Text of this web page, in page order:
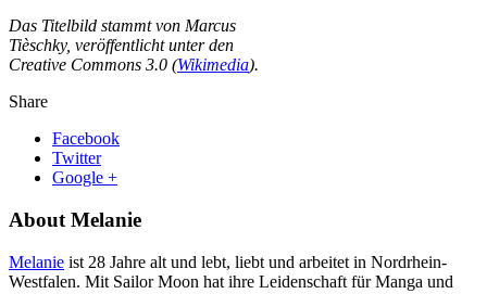
Das Titelbild stammt von Marcus
Tièschky, veröffentlicht unter den
Creative Commons 3.0 (Wikimedia).
Share
Facebook
Twitter
Google +
About Melanie
Melanie ist 28 Jahre alt und lebt, liebt und arbeitet in Nordrhein-
Westfalen. Mit Sailor Moon hat ihre Leidenschaft für Manga und